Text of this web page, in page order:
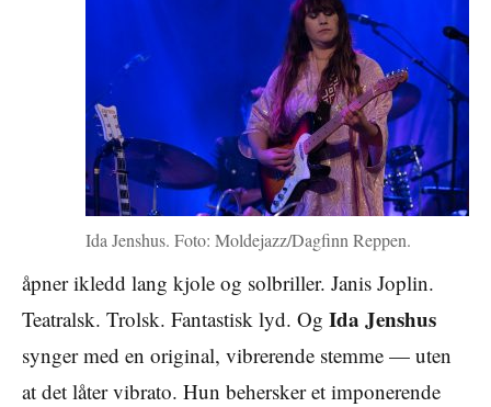
Ida Jenshus. Foto: Moldejazz/Dagfinn Reppen.
åpner ikledd lang kjole og solbriller. Janis Joplin.
Teatralsk. Trolsk. Fantastisk lyd. Og Ida Jenshus
synger med en original, vibrerende stemme — uten
at det låter vibrato. Hun behersker et imponerende